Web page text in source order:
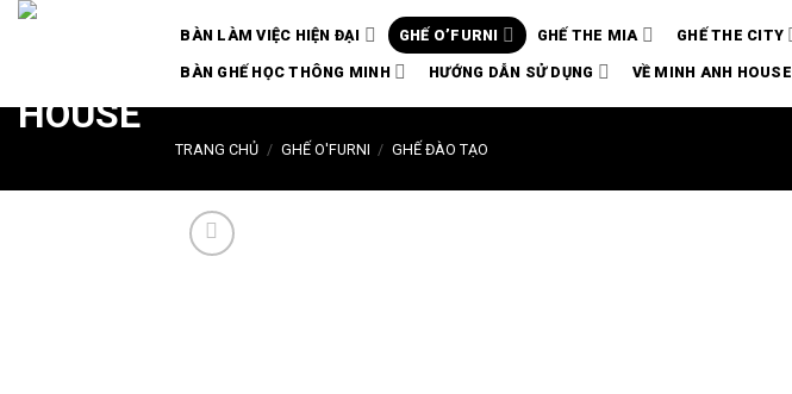
Chuyển
dung
BÀN LÀM VIỆC HIỆN ĐẠI GHẾ O’FURNI GHẾ THE MIA GHẾ THE CITY
BÀN GHẾ HỌC THÔNG MINH HƯỚNG DẪN SỬ DỤNG VỀ MINH ANH HOUSE
TRANG CHỦ / GHẾ O'FURNI / GHẾ ĐÀO TẠO